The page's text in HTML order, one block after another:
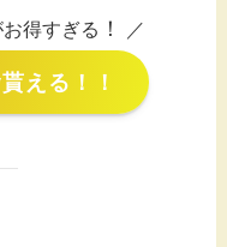
得すぎる ！ ／
える！！